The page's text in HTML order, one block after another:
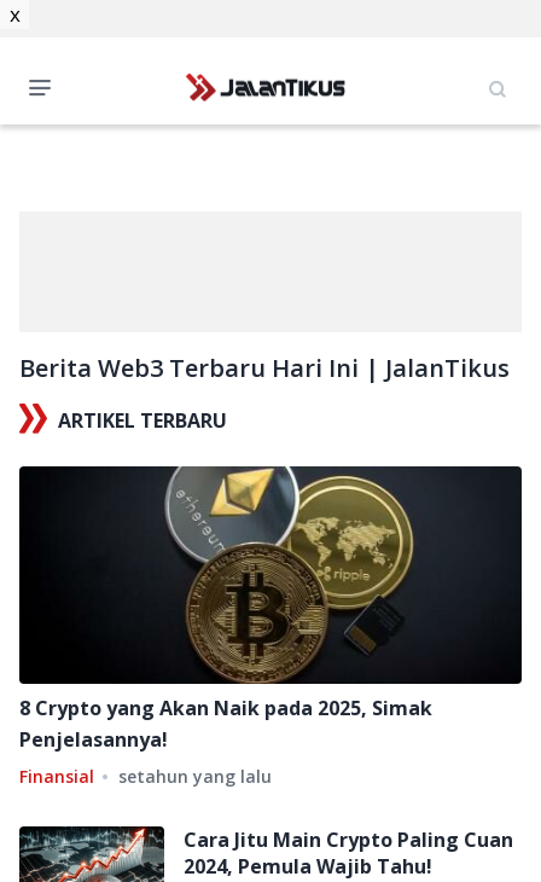
Berita Web3 Terbaru Hari Ini | JalanTikus
ARTIKEL TERBARU
8 Crypto yang Akan Naik pada 2025, Simak
Penjelasannya!
Finansial setahun yang lalu
Cara Jitu Main Crypto Paling Cuan
2024, Pemula Wajib Tahu!
x